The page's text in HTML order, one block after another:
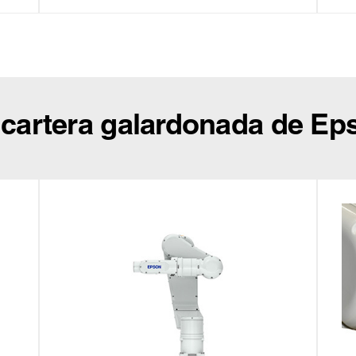
galardonada de